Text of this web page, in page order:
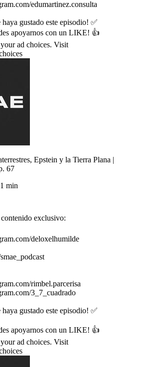
edumartinez.consulta
haya gustado este episodio! ✅
apoyarnos con un LIKE! 👍
ad choices. Visit
Epstein y la Tierra Plana |
67
min
exclusivo:
deloxelhumilde
rimbel.parcerisa
3_7_cuadrado
haya gustado este episodio! ✅
apoyarnos con un LIKE! 👍
ad choices. Visit